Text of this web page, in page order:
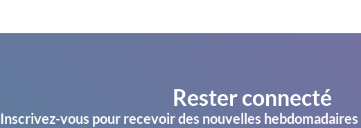
Rester connecté
Inscrivez-vous pour recevoir des nouvelles hebdomadaires